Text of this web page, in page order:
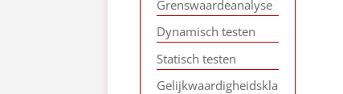
Grenswaardeanalyse
Dynamisch testen
Statisch testen
Gelijkwaardigheidskla